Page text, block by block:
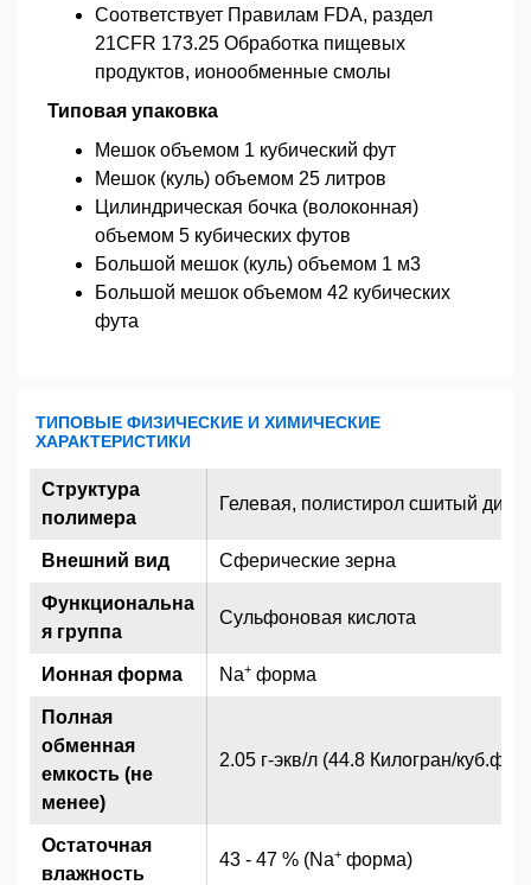
Соответствует Правилам FDA, раздел
21CFR 173.25 Обработка пищевых
продуктов, ионообменные смолы
Типовая упаковка
Мешок объемом 1 кубический фут
Мешок (куль) объемом 25 литров
Цилиндрическая бочка (волоконная)
объемом 5 кубических футов
Большой мешок (куль) объемом 1 м3
Большой мешок объемом 42 кубических
фута
ТИПОВЫЕ ФИЗИЧЕСКИЕ И ХИМИЧЕСКИЕ
ХАРАКТЕРИСТИКИ
Гелевая, полистирол сшитый
Сферические зерна
Сульфоновая кислота
Na+ форма
2.05 г-экв/л (44.8 Килогран/
43 - 47 % (Na+ форма)
Структура
полимера
Внешний вид
Функциональна
я группа
Ионная форма
Полная
обменная
емкость (не
менее)
Остаточная
влажность